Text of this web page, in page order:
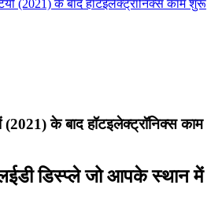
(2021) के बाद हॉटइलेक्ट्रॉनिक्स काम शुरू
(2021) के बाद हॉटइलेक्ट्रॉनिक्स काम
डिस्प्ले जो आपके स्थान में